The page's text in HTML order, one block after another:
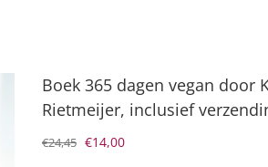
Boek 365 dagen vegan door
Rietmeijer, inclusief
€24,45 Oorspronkelijke
€14,00Huidige